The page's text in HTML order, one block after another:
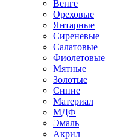
Венге
Ореховые
Янтарные
Сиреневые
Салатовые
Фиолетовые
Мятные
Золотые
Синие
Материал
МДФ
Эмаль
Акрил